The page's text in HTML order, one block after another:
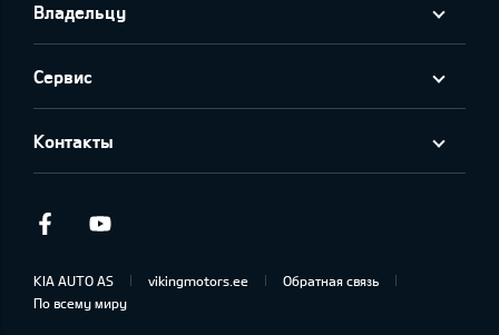
Владельцу
Сервис
Контакты
Facebook
KIA AUTO AS vikingmotors.ee
Обратная связь
По всему миру